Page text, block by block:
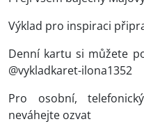
Výklad pro inspiraci
Denní kartu si můžete
@vykladkaret-ilona1352
Pro osobní,
neváhejte ozvat